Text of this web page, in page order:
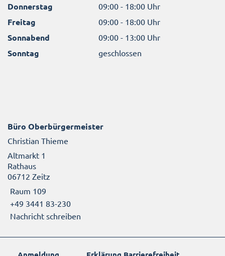
Donnerstag 09:00 - 18:00 Uhr
Freitag 09:00 - 18:00 Uhr
Sonnabend 09:00 - 13:00 Uhr
Sonntag geschlossen
Büro Oberbürgermeister
Christian Thieme
Altmarkt 1
Rathaus
06712 Zeitz
Raum 109
+49 3441 83-230
Nachricht schreiben